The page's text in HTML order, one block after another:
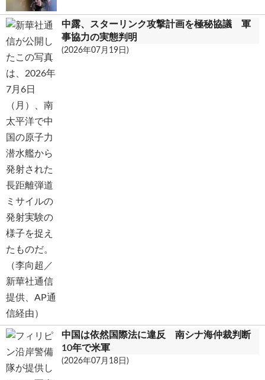
中露、スターリンク攻撃計画を極秘協議 軍
事協力の実態判明
(2026年07月19日)
中国は依然国際法に違反 南シナ海仲裁判断
10年で米軍
(2026年07月18日)